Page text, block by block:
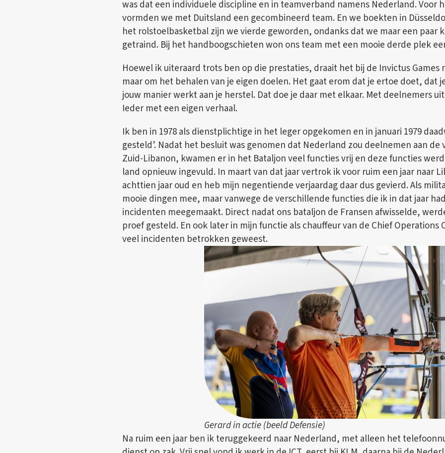
was dat een individuele discipline en in teamverband namens Nederland. Voor
vormden we met Duitsland een gecombineerd team. En we boekten in
het rolstoelbasketbal zijn we vierde geworden, ondanks dat we maar een paar
getraind. Bij het handboogschieten won ons team met een mooie derde plek
Hoewel ik uiteraard trots ben op die prestaties, draait het bij de Invictus Games
maar om het behalen van je eigen doelen. Het gaat erom dat je ertoe doet, dat
jouw manier werkt aan je herstel. Dat doe je daar met elkaar. Met deelnemers
Ieder met een eigen verhaal.
Ik ben in 1978 als dienstplichtige in het leger opgekomen en in januari 1979
gesteld’. Nadat het besluit was genomen dat Nederland zou deelnemen aan de
Zuid-Libanon, kwamen er in het Bataljon veel functies vrij en deze functies
land opnieuw ingevuld. In maart van dat jaar vertrok ik voor ruim een jaar naar
achttien jaar oud en heb mijn negentiende verjaardag daar dus gevierd. Als
mooie dingen mee, maar vanwege de verschillende functies die ik in dat jaar
incidenten meegemaakt. Direct nadat ons bataljon de Fransen afwisselde,
proef gesteld. En ook later in mijn functie als chauffeur van de Chief Operations
veel incidenten betrokken geweest.
Gerard in actie (beeld Defensie)
Na ruim een jaar ben ik teruggekeerd naar Nederland, met alleen het